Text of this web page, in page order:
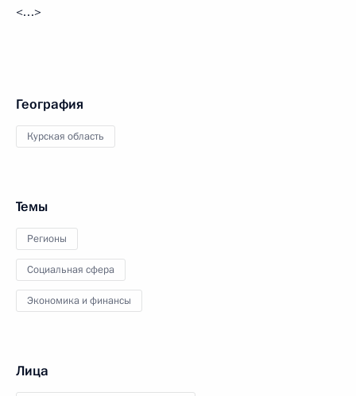
<…>
География
Курская область
Темы
Регионы
Социальная сфера
Экономика и финансы
Лица